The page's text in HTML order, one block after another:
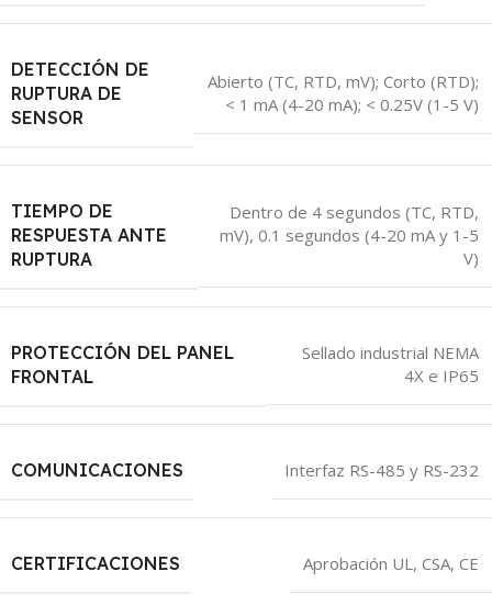
DETECCIÓN DE
RUPTURA DE
SENSOR
Abierto (TC, RTD, mV); Corto (RTD);
< 1 mA (4-20 mA); < 0.25V (1-5 V)
TIEMPO DE
RESPUESTA ANTE
RUPTURA
Dentro de 4 segundos (TC, RTD,
mV), 0.1 segundos (4-20 mA y 1-5
V)
PROTECCIÓN DEL PANEL
FRONTAL
Sellado industrial NEMA
4X e IP65
COMUNICACIONES Interfaz RS-485 y RS-232
CERTIFICACIONES Aprobación UL, CSA, CE